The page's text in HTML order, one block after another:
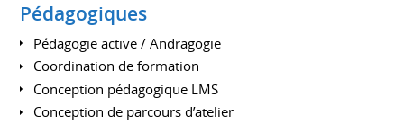
Pédagogiques
Pédagogie active / Andragogie
Coordination de formation
Conception pédagogique LMS
Conception de parcours d’atelier